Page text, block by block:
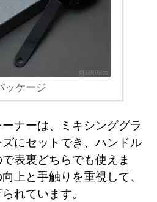
ッケージ
ナーは、ミキシンググラ
にセットでき、ハンドル
表裏どちらでも使えま
上と手触りを重視して、
れています。